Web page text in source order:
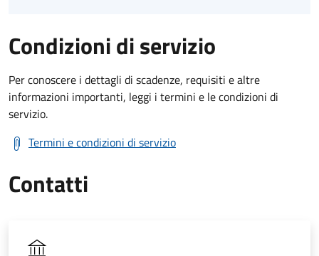
Condizioni di servizio
Per conoscere i dettagli di scadenze, requisiti e altre
informazioni importanti, leggi i termini e le condizioni di
servizio.
Termini e condizioni di servizio
Contatti